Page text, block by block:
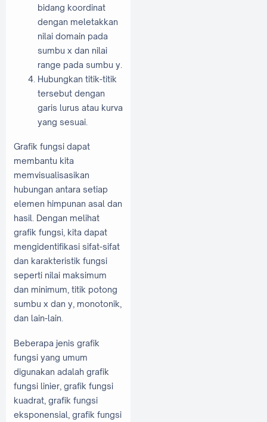
bidang koordinat
dengan meletakkan
nilai domain pada
sumbu x dan nilai
range pada sumbu y.
Hubungkan titik-titik
tersebut dengan
garis lurus atau kurva
yang sesuai.
Grafik fungsi dapat
membantu kita
memvisualisasikan
hubungan antara setiap
elemen himpunan asal dan
hasil. Dengan melihat
grafik fungsi, kita dapat
mengidentifikasi sifat-sifat
dan karakteristik fungsi
seperti nilai maksimum
dan minimum, titik potong
sumbu x dan y, monotonik,
dan lain-lain.
Beberapa jenis grafik
fungsi yang umum
digunakan adalah grafik
fungsi linier, grafik fungsi
kuadrat, grafik fungsi
eksponensial, grafik fungsi